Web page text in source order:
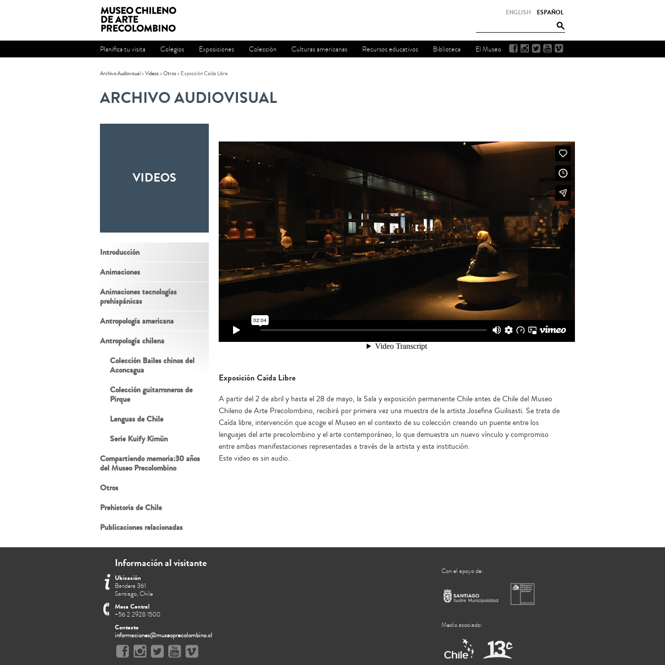
ESPAÑOL
ENGLISH
Planifica tu visita Colegios Exposiciones Colección Culturas americanas Recursos educativos Biblioteca El Museo
Archivo Audiovisual>Videos>Otros> Exposición Caída Libre
ARCHIVO AUDIOVISUAL
VIDEOS
Introducción
Animaciones
Animaciones tecnologías
prehispánicas
Antropología americana
Antropología chilena
Colección Bailes chinos del
Aconcagua
Colección guitarroneros de
Pirque
Lenguas de Chile
Serie Kuify Kimün
Compartiendo memoria:30 años
del Museo Precolombino
Otros
Prehistoria de Chile
Publicaciones relacionadas
Exposición Caída Libre
A partir del 2 de abril y hasta el 28 de mayo, la Sala y exposición permanente Chile antes de Chile del Museo
Chileno de Arte Precolombino, recibirá por primera vez una muestra de la artista Josefina Guilisasti. Se trata de
Caída libre, intervención que acoge el Museo en el contexto de su colección creando un puente entre los
lenguajes del arte precolombino y el arte contemporáneo, lo que demuestra un nuevo vínculo y compromiso
entre ambas manifestaciones representadas a través de la artista y esta institución.
Este video es sin audio.
Información al visitante
Ubicación
Bandera 361
Santiago, Chile
Mesa Central
+56 2 2928 1500
Contacto
informaciones@museoprecolombino.cl
Con el apoyo de:
Medio asociado: